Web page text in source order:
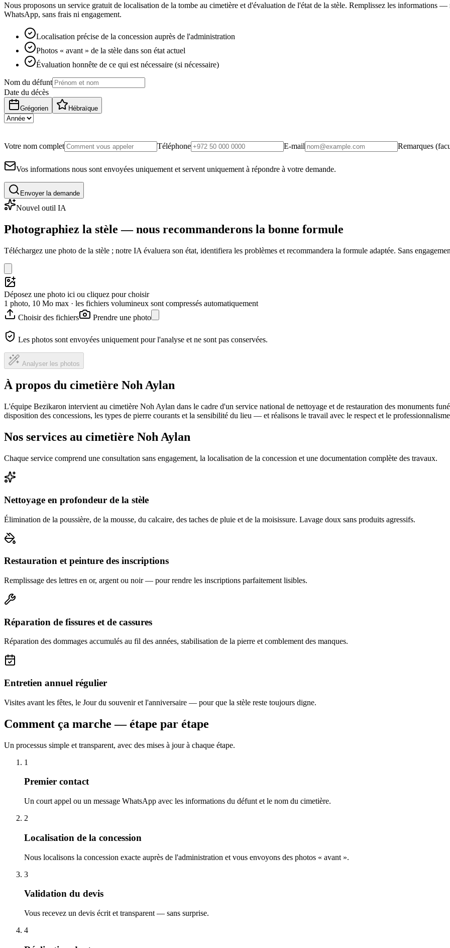
Nous proposons un service gratuit de localisation de la tombe au cimetière et d'évaluation de l'état de la stèle. Remplissez les informations
WhatsApp, sans frais ni engagement.
Localisation précise de la concession auprès de l'administration
Photos « avant » de la stèle dans son état actuel
Évaluation honnête de ce qui est nécessaire (si nécessaire)
Nom du défunt
Date du décès
Grégorien Hébraïque
Votre nom complet Téléphone E-mail Remarques
Vos informations nous sont envoyées uniquement et servent uniquement à répondre à votre demande.
Envoyer la demande
Nouvel outil IA
Photographiez la stèle — nous recommanderons la bonne formule
Téléchargez une photo de la stèle ; notre IA évaluera son état, identifiera les problèmes et recommandera la formule adaptée. Sans
Déposez une photo ici ou cliquez pour choisir
1 photo, 10 Mo max · les fichiers volumineux sont compressés automatiquement
Choisir des fichiers
Prendre une photo
Les photos sont envoyées uniquement pour l'analyse et ne sont pas conservées.
Analyser les photos
À propos du cimetière Noh Aylan
L'équipe Bezikaron intervient au cimetière Noh Aylan dans le cadre d'un service national de nettoyage et de restauration des monuments
disposition des concessions, les types de pierre courants et la sensibilité du lieu — et réalisons le travail avec le respect et le
Nos services au cimetière Noh Aylan
Chaque service comprend une consultation sans engagement, la localisation de la concession et une documentation complète des travaux.
Nettoyage en profondeur de la stèle
Élimination de la poussière, de la mousse, du calcaire, des taches de pluie et de la moisissure. Lavage doux sans produits agressifs.
Restauration et peinture des inscriptions
Remplissage des lettres en or, argent ou noir — pour rendre les inscriptions parfaitement lisibles.
Réparation de fissures et de cassures
Réparation des dommages accumulés au fil des années, stabilisation de la pierre et comblement des manques.
Entretien annuel régulier
Visites avant les fêtes, le Jour du souvenir et l'anniversaire — pour que la stèle reste toujours digne.
Comment ça marche — étape par étape
Un processus simple et transparent, avec des mises à jour à chaque étape.
1
Premier contact
Un court appel ou un message WhatsApp avec les informations du défunt et le nom du cimetière.
2
Localisation de la concession
Nous localisons la concession exacte auprès de l'administration et vous envoyons des photos « avant ».
3
Validation du devis
Vous recevez un devis écrit et transparent — sans surprise.
4